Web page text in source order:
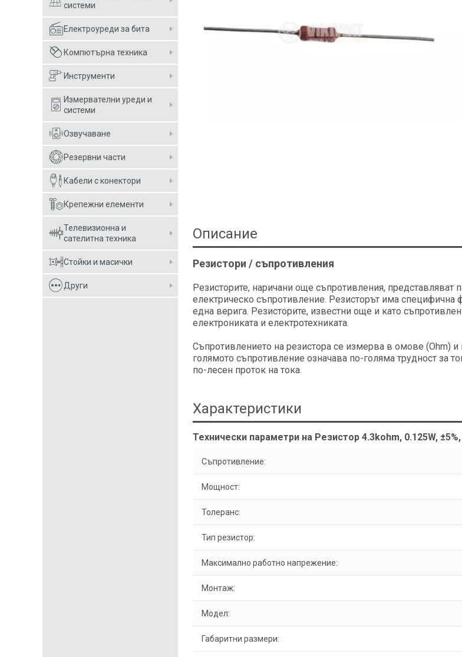
системи
Електроуреди за бита
Компютърна техника
Инструменти
Измервателни уреди и
системи
Озвучаване
Резервни части
Кабели с конектори
Крепежни елементи
Телевизионна и
сателитна техника
Стойки и масички
Други
Описание
Резистори / съпротивления
Резисторите, наричани още съпротивления, представляват
електрическо съпротивление. Резисторът има специфична
една верига. Резисторите, известни още и като
електрониката и електротехниката.
Съпротивлението на резистора се измерва в омове (Ohm)
голямото съпротивление означава по-голяма трудност за
по-лесен проток на тока.
Характеристики
Технически параметри на Резистор 4.3kohm, 0.125W,
Съпротивление:
Мощност:
Толеранс:
Тип резистор:
Максимално работно напрежение:
Монтаж:
Модел:
Габаритни размери: